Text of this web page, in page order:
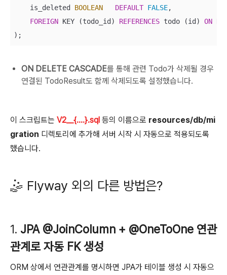
    is_deleted
BOOLEAN DEFAULT FALSE,
FOREIGN KEY (todo_id) REFERENCES todo (id) ON
);
ON DELETE CASCADE를 통해 관련 Todo가 삭제될 경우
연결된 TodoResult도 함께 삭제되도록 설정했습니다.
이 스크립트는 V2__{....}.sql 등의 이름으로 resources/db/mi
gration 디렉토리에 추가해 서버 시작 시 자동으로 적용되도록
했습니다.
🤹 Flyway 외의 다른 방법은?
1. JPA @JoinColumn + @OneToOne 연관
관계로 자동 FK 생성
ORM 상에서 연관관계를 명시하면 JPA가 테이블 생성 시 자동으